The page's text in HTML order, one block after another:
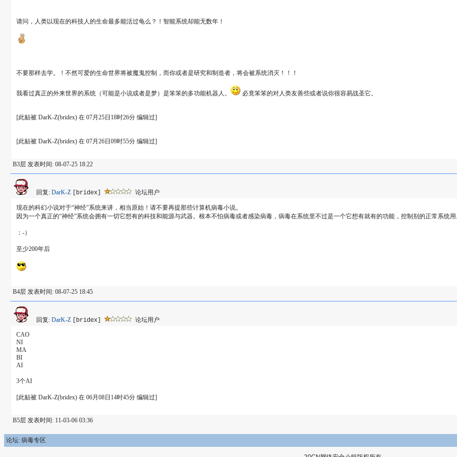
请问，人类以现在的科技人的生命最多能活过龟么？！智能系统却能无数年！
不要那样去学。！不然可爱的生命世界将被魔鬼控制，而你或者是研究和制造者，将会被系统消灭！！！
我看过真正的外来世界的系统（可能是小说或者是梦）是笨笨的多功能机器人。 必竟笨笨的对人类友善些或者说你很容易战圣它。
[此贴被 DarK-Z(bridex) 在 07月25日18时26分 编辑过]
[此贴被 DarK-Z(bridex) 在 07月26日09时55分 编辑过]
B3层 发表时间: 08-07-25 18:22
回复: DarK-Z [bridex] 论坛用户
现在的科幻小说对于“神经”系统来讲，相当原始！请不要再提那些计算机病毒小说。
因为一个真正的“神经”系统会拥有一切它想有的科技和能源与武器。根本不怕病毒或者感染病毒，病毒在系统里不过是一个它想有就有的功能，控制别的正常系统用
：-）
至少200年后
B4层 发表时间: 08-07-25 18:45
回复: DarK-Z [bridex] 论坛用户
CAO
NI
MA
BI
AI
3个AI
[此贴被 DarK-Z(bridex) 在 06月08日14时45分 编辑过]
B5层 发表时间: 11-03-06 03:36
论坛: 病毒专区